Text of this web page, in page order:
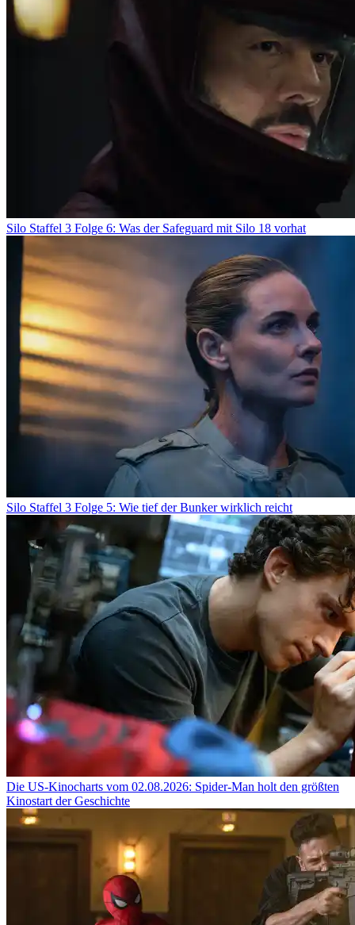
Silo Staffel 3 Folge 6: Was der Safeguard mit Silo 18 vorhat
Silo Staffel 3 Folge 5: Wie tief der Bunker wirklich reicht
Die US-Kinocharts vom 02.08.2026: Spider-Man holt den größten
Kinostart der Geschichte